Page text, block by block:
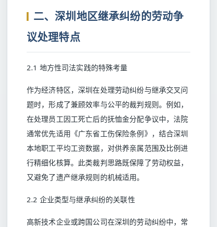
二、深圳地区继承纠纷的劳动争
议处理特点
2.1 地方性司法实践的特殊考量
作为经济特区，深圳在处理劳动纠纷与继承交叉问
题时，形成了兼顾效率与公平的裁判规则。例如，
在处理员工因工死亡后的抚恤金分配争议中，法院
通常优先适用《广东省工伤保险条例》，结合深圳
本地职工平均工资数据，对供养亲属范围及比例进
行精细化核算。此类裁判思路既保障了劳动权益，
又避免了遗产继承规则的机械适用。
2.2 企业类型与继承纠纷的关联性
高新技术企业或跨国公司在深圳的劳动纠纷中，常